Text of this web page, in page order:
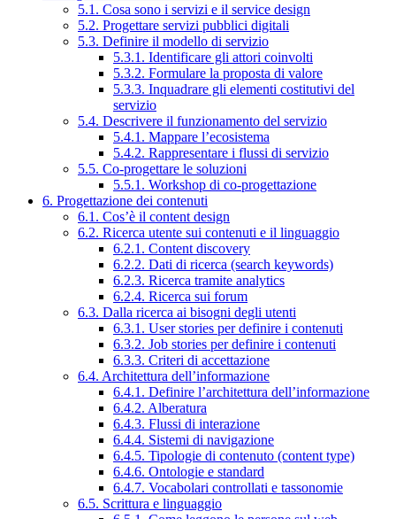
5.1. Cosa sono i servizi e il service design
5.2. Progettare servizi pubblici digitali
5.3. Definire il modello di servizio
5.3.1. Identificare gli attori coinvolti
5.3.2. Formulare la proposta di valore
5.3.3. Inquadrare gli elementi costitutivi del
servizio
5.4. Descrivere il funzionamento del servizio
5.4.1. Mappare l’ecosistema
5.4.2. Rappresentare i flussi di servizio
5.5. Co-progettare le soluzioni
5.5.1. Workshop di co-progettazione
6. Progettazione dei contenuti
6.1. Cos’è il content design
6.2. Ricerca utente sui contenuti e il linguaggio
6.2.1. Content discovery
6.2.2. Dati di ricerca (search keywords)
6.2.3. Ricerca tramite analytics
6.2.4. Ricerca sui forum
6.3. Dalla ricerca ai bisogni degli utenti
6.3.1. User stories per definire i contenuti
6.3.2. Job stories per definire i contenuti
6.3.3. Criteri di accettazione
6.4. Architettura dell’informazione
6.4.1. Definire l’architettura dell’informazione
6.4.2. Alberatura
6.4.3. Flussi di interazione
6.4.4. Sistemi di navigazione
6.4.5. Tipologie di contenuto (content type)
6.4.6. Ontologie e standard
6.4.7. Vocabolari controllati e tassonomie
6.5. Scrittura e linguaggio